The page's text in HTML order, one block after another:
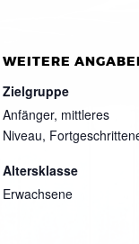
WEITERE
Zielgruppe
Anfänger, mittleres
Niveau,
Altersklasse
Erwachsene